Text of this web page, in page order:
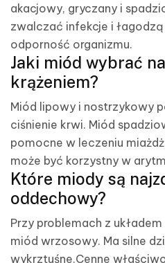
akacjowy, gryczany i
zwalczać infekcje i
odporność organizmu.
Jaki miód wybrać
krążeniem?
Miód lipowy i nostrzykowy
ciśnienie krwi. Miód
pomocne w leczeniu
może być korzystny w
Które miody są
oddechowy?
Przy problemach z
miód wrzosowy. Ma silne
wykrztuśne.Cenne